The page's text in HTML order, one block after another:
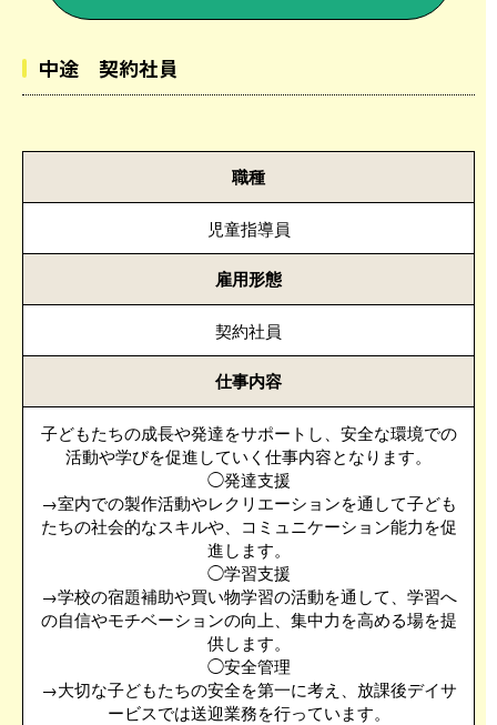
中途 契約社員
職種
児童指導員
雇用形態
契約社員
仕事内容
子どもたちの成長や発達をサポートし、安全な環境での
活動や学びを促進していく仕事内容となります。
◯発達支援
→室内での製作活動やレクリエーションを通して子ども
たちの社会的なスキルや、コミュニケーション能力を促
進します。
◯学習支援
→学校の宿題補助や買い物学習の活動を通して、学習へ
の自信やモチベーションの向上、集中力を高める場を提
供します。
◯安全管理
→大切な子どもたちの安全を第一に考え、放課後デイサ
ービスでは送迎業務を行っています。